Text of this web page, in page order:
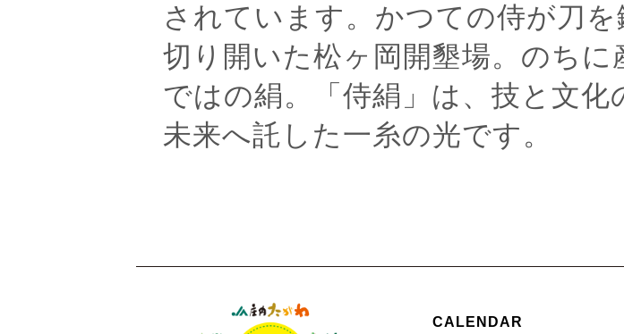
されています。かつての侍が刀を
切り開いた松ヶ岡開墾場。のち
ではの絹。「侍絹」は、技と文化
未来へ託した一糸の光です。
CALENDAR